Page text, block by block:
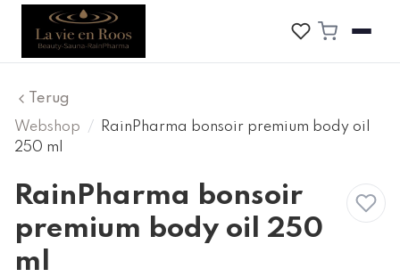
Terug
Webshop
/
RainPharma bonsoir premium body oil
250 ml
RainPharma bonsoir
premium body oil 250
ml